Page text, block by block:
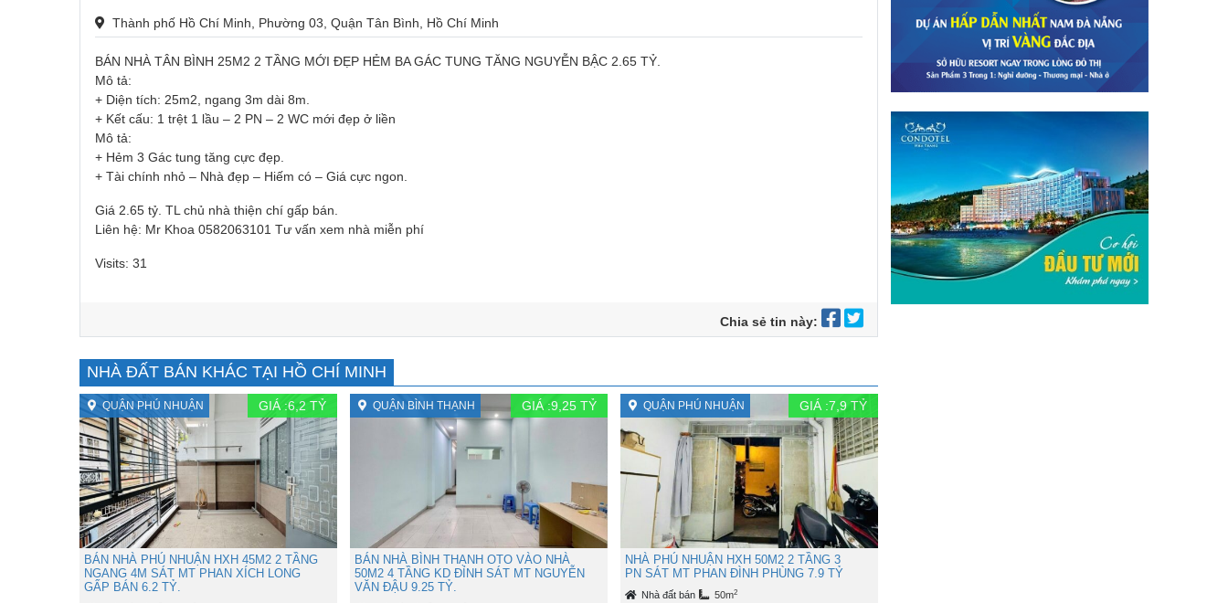
Thành phố Hồ Chí Minh, Phường 03, Quận Tân Bình, Hồ Chí Minh
BÁN NHÀ TÂN BÌNH 25M2 2 TẦNG MỚI ĐẸP HẺM BA GÁC TUNG TĂNG NGUYỄN BẬC 2.65 TỶ.
Mô tả:
+ Diện tích: 25m2, ngang 3m dài 8m.
+ Kết cấu: 1 trệt 1 lầu – 2 PN – 2 WC mới đẹp ở liền
Mô tả:
+ Hẻm 3 Gác tung tăng cực đẹp.
+ Tài chính nhỏ – Nhà đẹp – Hiếm có – Giá cực ngon.
Giá 2.65 tỷ. TL chủ nhà thiện chí gấp bán.
Liên hệ: Mr Khoa 0582063101 Tư vấn xem nhà miễn phí
Visits: 31
Chia sẻ tin này:
NHÀ ĐẤT BÁN KHÁC TẠI HỒ CHÍ MINH
QUẬN PHÚ NHUẬN GIÁ :6,2 TỶ
BÁN NHÀ PHÚ NHUẬN HXH 45M2 2 TẦNG
NGANG 4M SÁT MT PHAN XÍCH LONG
GẤP BÁN 6.2 TỶ.
QUẬN BÌNH THẠNH GIÁ :9,25TỶ
BÁN NHÀ BÌNH THẠNH OTO VÀO NHÀ
50M2 4 TẦNG KD ĐỈNH SÁT MT NGUYỄN
VĂN ĐẬU 9.25 TỶ.
QUẬN PHÚ NHUẬN GIÁ :7,9TỶ
NHÀ PHÚ NHUẬN HXH 50M2 2 TẦNG 3
PN SÁT MT PHAN ĐÌNH PHÙNG 7.9 TỶ
Nhà đất bán 50m2